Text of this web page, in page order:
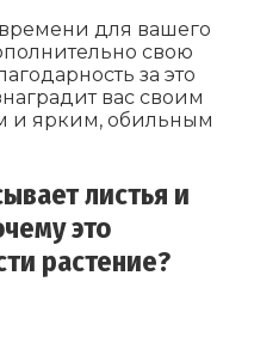
для вашего
свою
за это
вас своим
и ярким, обильным
листья и
это
растение?